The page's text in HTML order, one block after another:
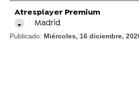
Atresplayer Premium
Madrid
Publicado: Miércoles, 16 diciembre,